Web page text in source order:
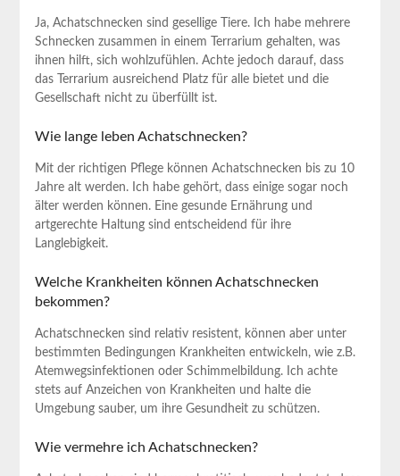
Ja, Achatschnecken sind gesellige Tiere. Ich habe mehrere
Schnecken zusammen in einem Terrarium gehalten, was
ihnen hilft, sich wohlzufühlen.​ Achte ⁤jedoch ⁣darauf, dass
das Terrarium ausreichend Platz für alle bietet und ⁤die ​
Gesellschaft nicht zu überfüllt ist.
Wie lange leben Achatschnecken?
Mit ​der⁢ richtigen Pflege können Achatschnecken bis zu 10
Jahre alt werden. Ich habe gehört, dass einige sogar noch
älter werden ​können. Eine gesunde Ernährung und
artgerechte Haltung ‍sind entscheidend für ‍ihre
Langlebigkeit.
Welche Krankheiten können Achatschnecken
bekommen?
Achatschnecken sind relativ resistent, können aber unter
bestimmten Bedingungen Krankheiten entwickeln,‍ wie z.B.
Atemwegsinfektionen oder Schimmelbildung. Ich achte
stets auf Anzeichen von Krankheiten und halte⁢ die
Umgebung⁢ sauber, um ihre ​Gesundheit zu⁤ schützen.
Wie vermehre ich Achatschnecken?